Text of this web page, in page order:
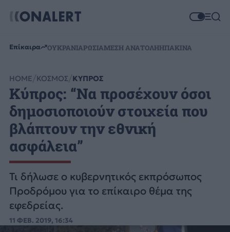
Επίκαιρα ΟΥΚΡΑΝΙΑΡΩΣΙΑΜΕΣΗ ΑΝΑΤΟΛΗΗΠΑΚΙΝΑ
HOME ΚΟΣΜΟΣ ΚΥΠΡΟΣ
Κύπρος: “Να προσέχουν όσοι
δημοσιοποιούν στοιχεία που
βλάπτουν την εθνική
ασφάλεια”
Τι δήλωσε ο κυβερνητικός εκπρόσωπος
Προδρόμου για το επίκαιρο θέμα της
εφεδρείας.
11 ΦΕΒ. 2019, 16:34